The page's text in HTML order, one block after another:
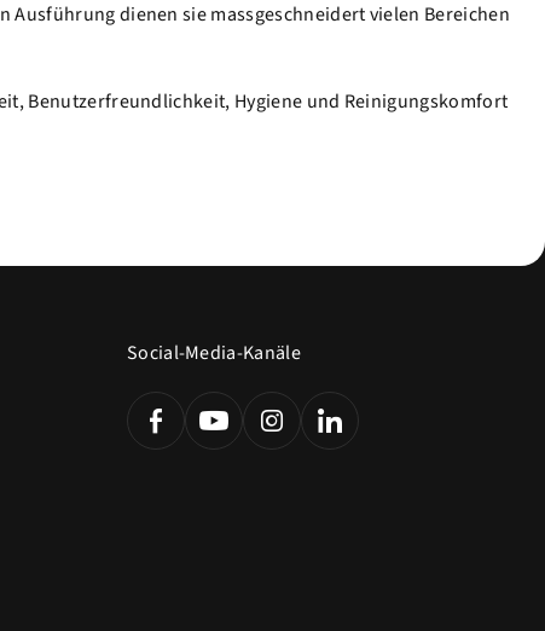
dienen sie massgeschneidert vielen Bereichen
Benutzerfreundlichkeit, Hygiene und Reinigungskomfort
Social-Media-Kanäle